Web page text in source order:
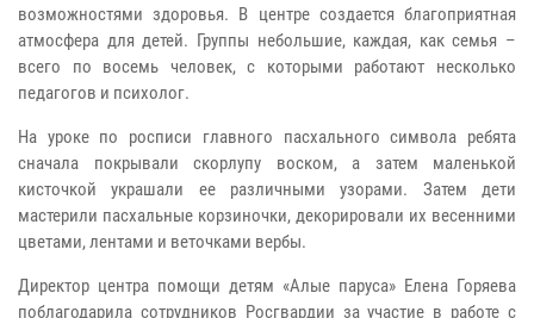
возможностями здоровья. В центре создается благоприятная
атмосфера для детей. Группы небольшие, каждая, как семья –
всего по восемь человек, с которыми работают несколько
педагогов и психолог.
На уроке по росписи главного пасхального символа ребята
сначала покрывали скорлупу воском, а затем маленькой
кисточкой украшали ее различными узорами. Затем дети
мастерили пасхальные корзиночки, декорировали их весенними
цветами, лентами и веточками вербы.
Директор центра помощи детям «Алые паруса» Елена Горяева
поблагодарила сотрудников Росгвардии за участие в работе с